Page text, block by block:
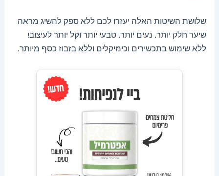
שלושת השיטות האלה יעזרו לכם ללא ספק להשיג מראה
שיער חלק יותר, נעים יותר, טבעי יותר וקל יותר לעיצוב!
ללא שימוש בתכשירים וכימיקלים וללא בזבוז כסף מיותר.